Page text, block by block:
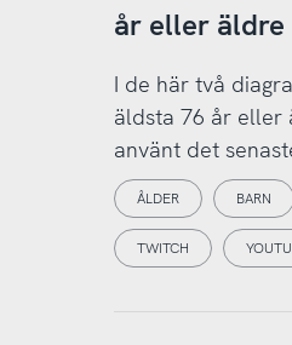
år eller äldre
I de här två
äldsta 76 år eller
använt det
ÅLDER BARN
TWITCH